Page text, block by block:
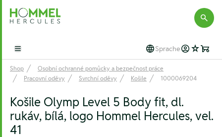
Hommel Hercules
Open main menu Sprache
Shop
Osobní ochranné pomůcky a bezpečnost práce
Pracovní oděvy
Svrchní oděvy Košile 1000069204
Košile Olymp Level 5 Body fit, dl.
rukáv, bílá, logo Hommel Hercules, vel.
41